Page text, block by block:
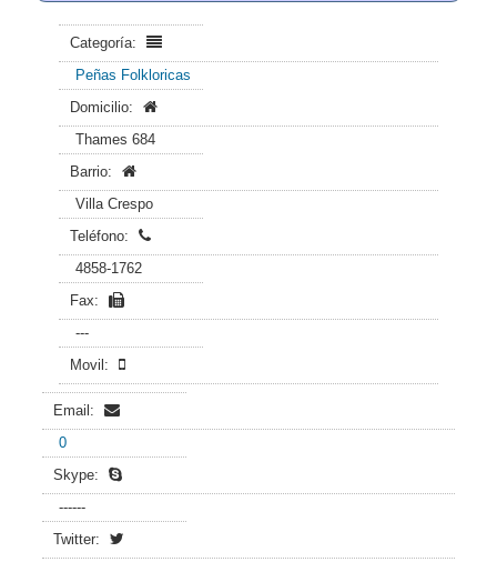
Categoría:
Peñas Folkloricas
Domicilio:
Thames 684
Barrio:
Villa Crespo
Teléfono:
4858-1762
Fax:
---
Movil:
Email:
0
Skype:
------
Twitter: